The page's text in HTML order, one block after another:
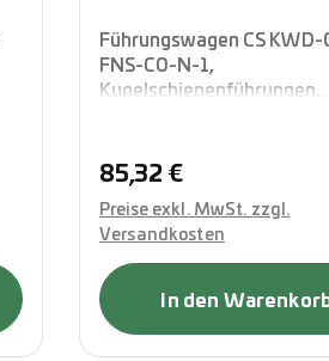
Führungswagen CS
FNS-C0-N-1,
Kugelschienenführungen,
Anordnung, mit integrierten
Komplettabdichtung,
Regulärer Preis:
85,32 €
Preise exkl. MwSt. zzgl.
Versandkosten
In den